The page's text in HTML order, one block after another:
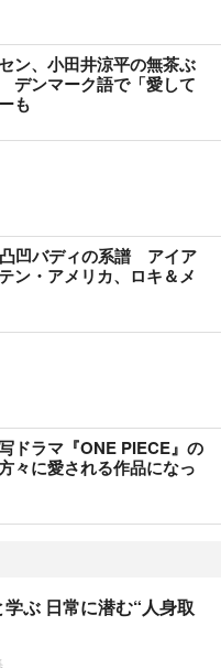
ン、小田井涼平の無茶ぶ
デンマーク語で「愛して
も
凹バディの系譜 アイア
ン・アメリカ、ロキ＆メ
ドラマ『ONE PIECE』の
々に愛される作品になっ
ぶ 日常に潜む“人身取